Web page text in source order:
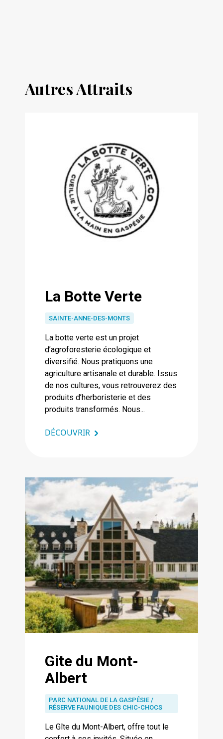
Autres Attraits
La Botte Verte
SAINTE-ANNE-DES-MONTS
La botte verte est un projet
d’agroforesterie écologique et
diversifié. Nous pratiquons une
agriculture artisanale et durable. Issus
de nos cultures, vous retrouverez des
produits d’herboristerie et des
produits transformés. Nous...
DÉCOUVRIR
Gite du Mont-
Albert
PARC NATIONAL DE LA GASPÉSIE /
RÉSERVE FAUNIQUE DES CHIC-CHOCS
Le Gîte du Mont-Albert, offre tout le